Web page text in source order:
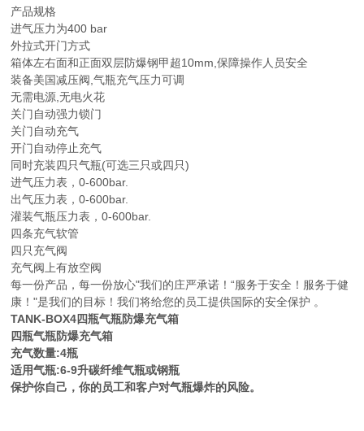
产品规格
进气压力为400 bar
外拉式开门方式
箱体左右面和正面双层防爆钢甲超10mm,保障操作人员安全
装备美国减压阀,气瓶充气压力可调
无需电源,无电火花
关门自动强力锁门
关门自动充气
开门自动停止充气
同时充装四只气瓶(可选三只或四只)
进气压力表，0-600bar.
出气压力表，0-600bar.
灌装气瓶压力表，0-600bar.
四条充气软管
四只充气阀
充气阀上有放空阀
每一份产品，每一份放心"我们的庄严承诺！“服务于安全！服务于健
康！"是我们的目标！我们将给您的员工提供国际的安全保护 。
TANK-BOX4四瓶气瓶防爆充气箱
四瓶气瓶防爆充气箱
充气数量:4瓶
适用气瓶:6-9升碳纤维气瓶或钢瓶
保护你自己，你的员工和客户对气瓶爆炸的风险。